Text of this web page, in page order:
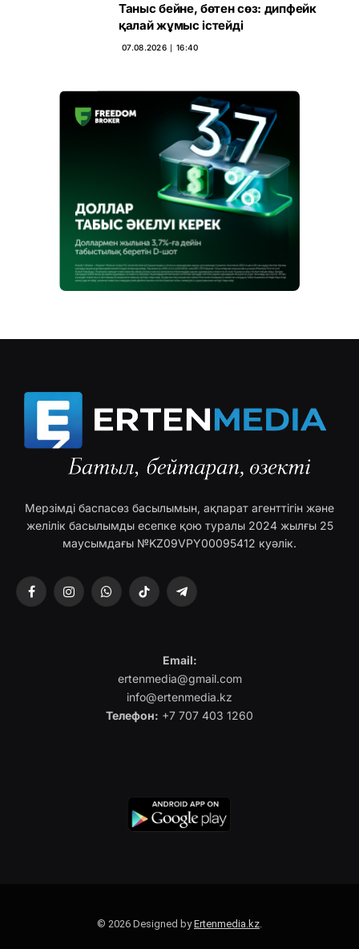
Таныс бейне, бөтен сөз: дипфейк
қалай жұмыс істейді
07.08.2026 ∣ 16:40
Мерзімді баспасөз басылымын, ақпарат агенттігін және
желілік басылымды есепке қою туралы 2024 жылғы 25
маусымдағы №KZ09VPY00095412 куәлік.
FacebookInstagramWhatsAppTikTok Telegram
Email:
ertenmedia@gmail.com
info@ertenmedia.kz
Телефон: +7 707 403 1260
© 2026 Designed byErtenmedia.kz